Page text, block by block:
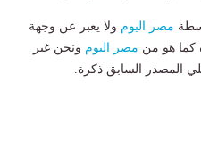
مصر اليوم ولا يعبر عن وجهة
كما هو من مصر اليوم ونحن غير
المصدر السابق ذكرة.